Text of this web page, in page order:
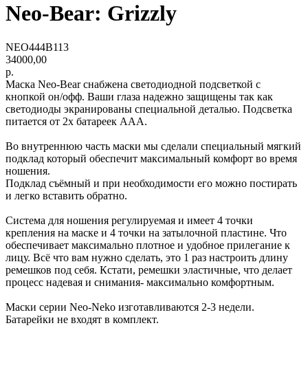
Neo-Bear: Grizzly
NEO444B113
34000,00
р.
Маска Neo-Bear снабжена светодиодной подсветкой с
кнопкой он/офф. Ваши глаза надежно защищены так как
светодиоды экранированы специальной деталью. Подсветка
питается от 2х батареек ААА.
Во внутреннюю часть маски мы сделали специальный мягкий
подклад который обеспечит максимальный комфорт во время
ношения.
Подклад съёмный и при необходимости его можно постирать
и легко вставить обратно.
Система для ношения регулируемая и имеет 4 точки
крепления на маске и 4 точки на затылочной пластине. Что
обеспечивает максимально плотное и удобное прилегание к
лицу. Всё что вам нужно сделать, это 1 раз настроить длину
ремешков под себя. Кстати, ремешки эластичные, что делает
процесс надевая и снимания- максимально комфортным.
Маски серии Neo-Neko изготавливаются 2-3 недели.
Батарейки не входят в комплект.